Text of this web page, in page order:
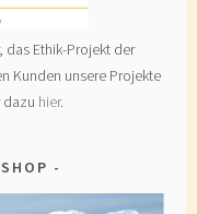
das Ethik-Projekt der
Kunden unsere Projekte
dazu hier.